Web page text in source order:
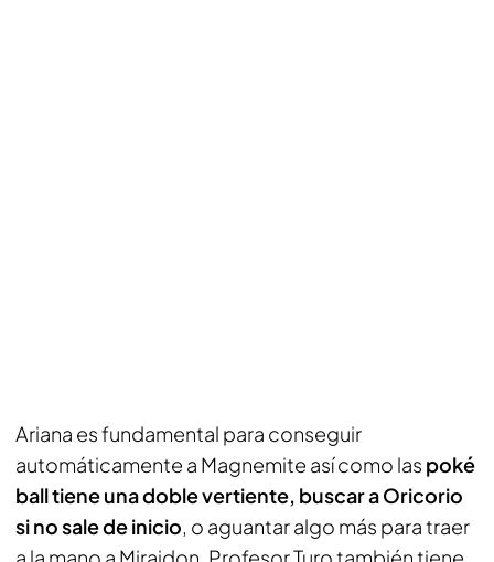
Ariana es fundamental para conseguir
automáticamente a Magnemite así como las poké
ball tiene una doble vertiente, buscar a Oricorio
si no sale de inicio, o aguantar algo más para traer